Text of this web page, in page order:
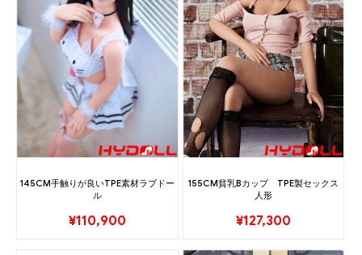
145CM手触りが良いTPE素材ラブドー
ル
¥110,900
155CM貧乳Bカップ TPE製セックス
人形
¥127,300